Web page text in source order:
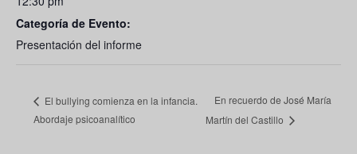
Categoría de Evento:
Presentación del informe
El bullying comienza en la infancia.
Abordaje psicoanalítico
En recuerdo de José María
Martín del Castillo